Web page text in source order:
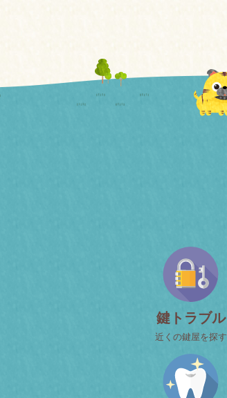
鍵トラブル
近くの鍵屋を探す